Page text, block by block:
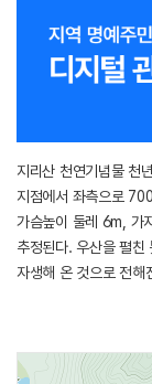
지리산 천연기념물 천
지점에서 좌측으로
가슴높이 둘레 6m, 가
추정된다. 우산을 펼친
자생해 온 것으로 전
자라며 이 중 더 크고
왔다.